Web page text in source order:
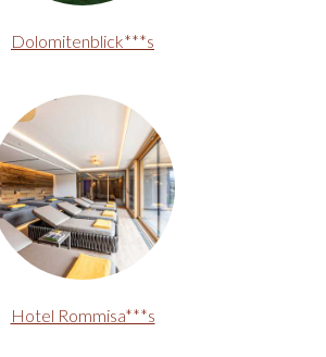
Dolomitenblick***s
Hotel Rommisa***s